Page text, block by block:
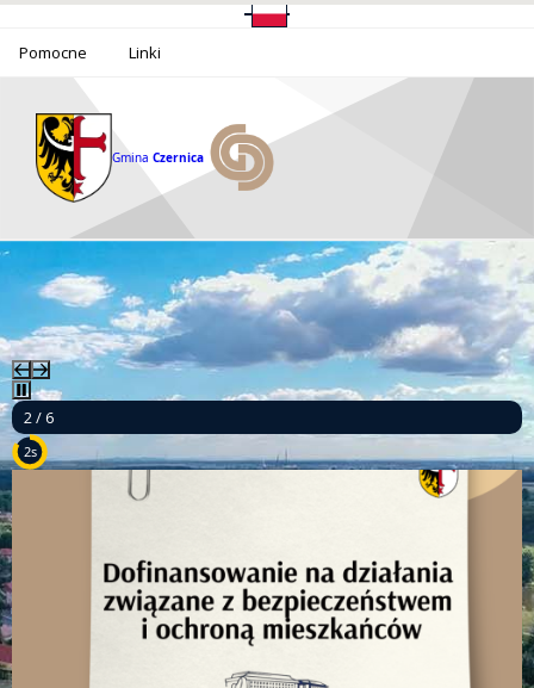
Pomocne Linki
Gmina Czernica
3 / 6
9s
Gminy Czernica! Mamy to! Gmina Czernica z